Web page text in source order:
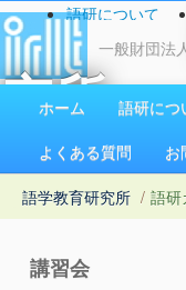
一般財団法
究所
1923（大
語研について
お問い合わせ
ホーム 語研につ
よくある質問
お
語学教育研究所 / 語研
講習会